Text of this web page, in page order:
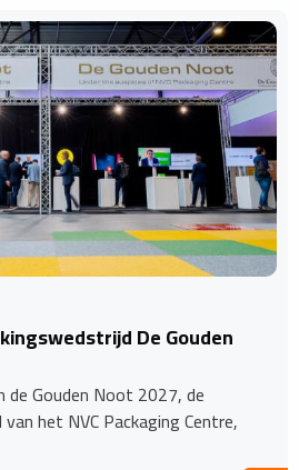
De Gouden
Gouden Noot 2027, de
het NVC Packaging Centre,